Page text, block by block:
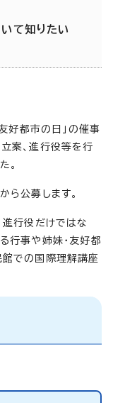
て知りたい
友好都市の日」の催事
案、進行役等を行
。
ら公募します。
進行役だけではな
行事や姉妹・友好都
館での国際理解講座